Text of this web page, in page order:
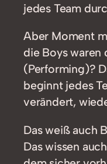
jedes Team
Aber Moment
die Boys waren
(Performing)?
beginnt jedes
verändert,
Das weiß auch
Das wissen